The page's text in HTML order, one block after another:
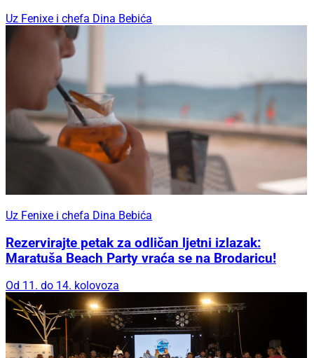
Uz Fenixe i chefa Dina Bebića
Uz Fenixe i chefa Dina Bebića
Rezervirajte petak za odličan ljetni izlazak:
Maratuša Beach Party vraća se na Brodaricu!
Od 11. do 14. kolovoza